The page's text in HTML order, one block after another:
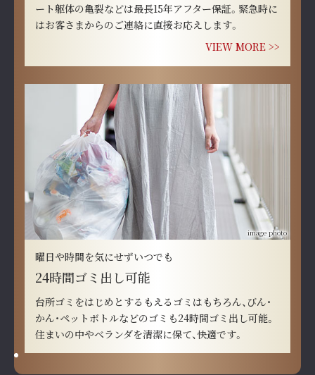
ート躯体の亀裂などは最長15年アフター保証。緊急時に
はお客さまからのご連絡に直接お応えします。
VIEW MORE >>
image photo
曜日や時間を気にせずいつでも
24時間ゴミ出し可能
台所ゴミをはじめとするもえるゴミはもちろん、びん・
かん・ペットボトルなどのゴミも24時間ゴミ出し可能。
住まいの中やベランダを清潔に保て、快適です。